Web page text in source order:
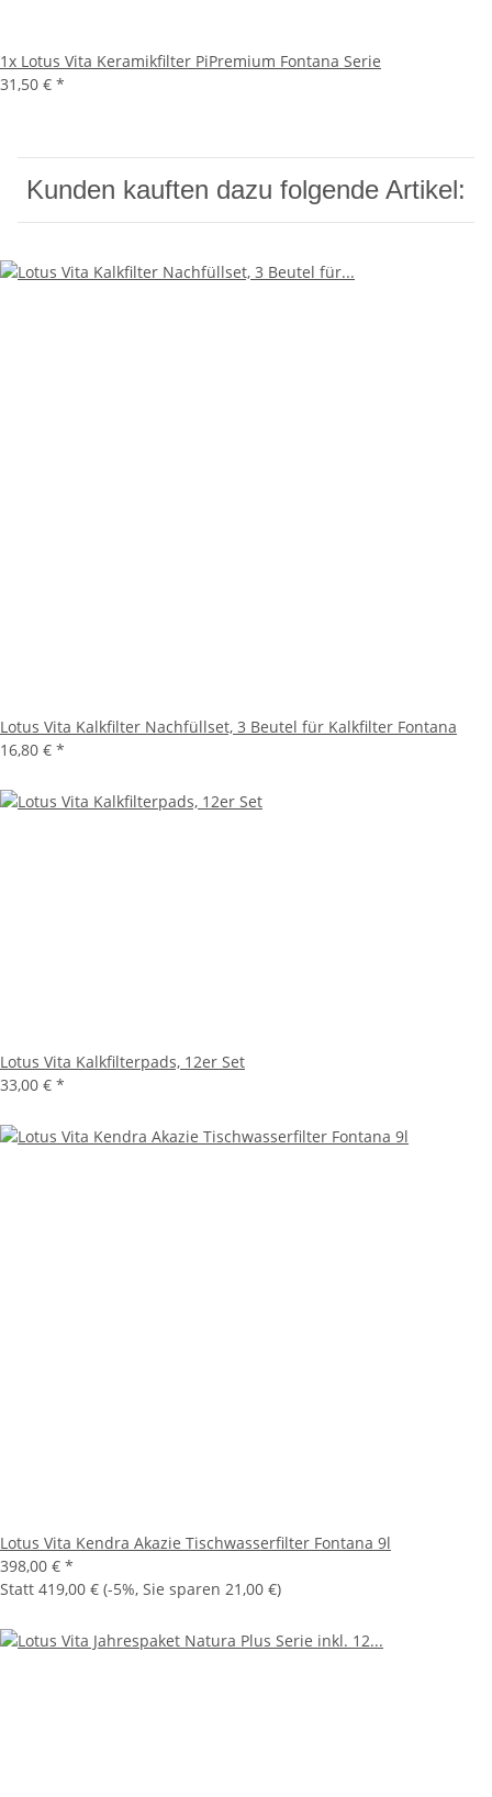
1x Lotus Vita Keramikfilter PiPremium Fontana Serie
31,50 € *
Kunden kauften dazu folgende Artikel:
Lotus Vita Kalkfilter Nachfüllset, 3 Beutel für Kalkfilter Fontana
16,80 € *
Lotus Vita Kalkfilterpads, 12er Set
33,00 € *
Lotus Vita Kendra Akazie Tischwasserfilter Fontana 9l
398,00 € *
Statt 419,00 € (-5%, Sie sparen 21,00 €)